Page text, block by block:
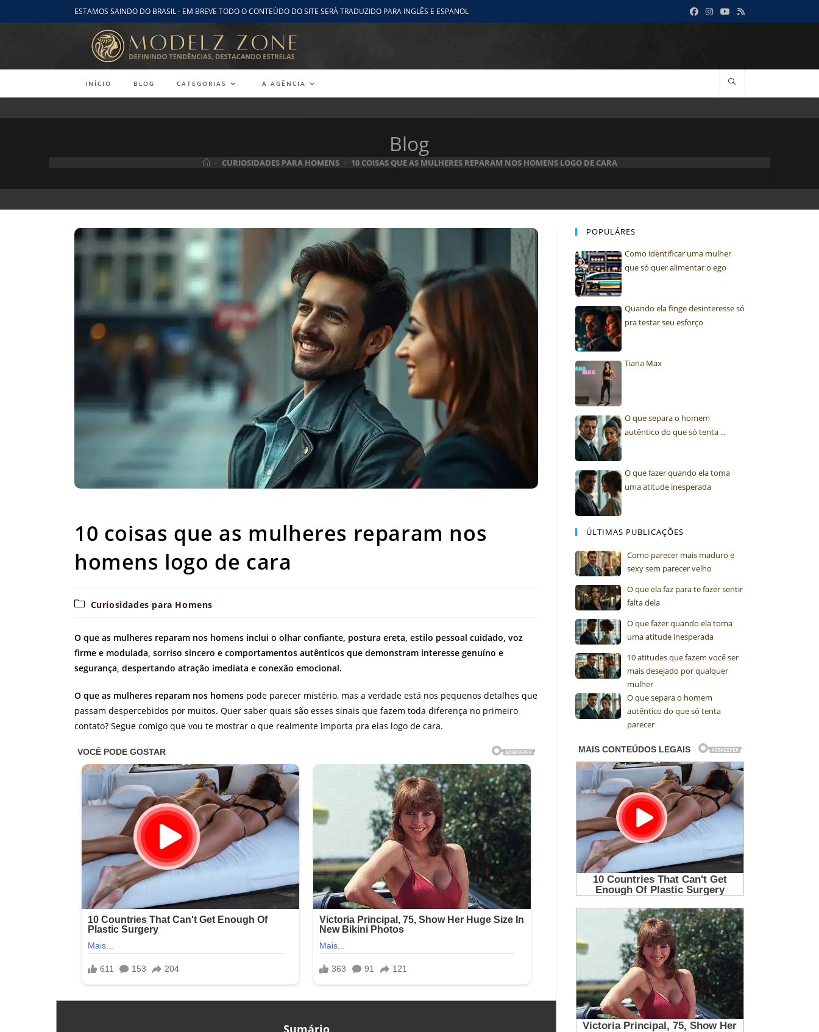
para
ESTAMOS SAINDO DO BRASIL - EM BREVE TODO O CONTEÚDO DO SITE SERÁ TRADUZIDO PARA INGLÊS E ESPANOL
INÍCIO BLOG CATEGORIAS A AGÊNCIA
Blog
CURIOSIDADES PARA HOMENS 10 COISAS QUE AS MULHERES REPARAM NOS HOMENS LOGO DE CARA
10 coisas que as mulheres reparam nos
homens logo de cara
Categoria
Curiosidades para Homens
O que as mulheres reparam nos homens inclui o olhar confiante, postura ereta, estilo pessoal cuidado, voz
firme e modulada, sorriso sincero e comportamentos autênticos que demonstram interesse genuíno e
segurança, despertando atração imediata e conexão emocional.
O que as mulheres reparam nos homens pode parecer mistério, mas a verdade está nos pequenos detalhes que
passam despercebidos por muitos. Quer saber quais são esses sinais que fazem toda diferença no primeiro
contato? Segue comigo que vou te mostrar o que realmente importa pra elas logo de cara.
Sumário
POPULÁRES
Como identificar uma mulher
que só quer alimentar o ego
Quando ela finge desinteresse só
pra testar seu esforço
Tiana Max
O que separa o homem
autêntico do que só tenta ...
O que fazer quando ela toma
uma atitude inesperada
ÚLTIMAS PUBLICAÇÕES
Como parecer mais maduro e
sexy sem parecer velho
O que ela faz para te fazer sentir
falta dela
O que fazer quando ela toma
uma atitude inesperada
10 atitudes que fazem você ser
mais desejado por qualquer
mulher
O que separa o homem
autêntico do que só tenta
parecer